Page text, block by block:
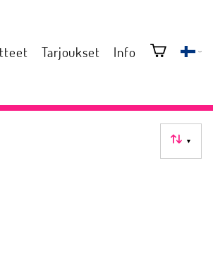
Tarjoukset Info
▼